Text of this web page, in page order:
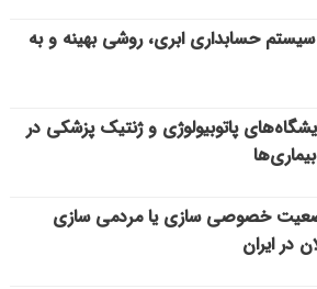
سیستم حسابداری ابری، روشی بهینه و به
پاتوبیولوژی و ژنتیک پزشکی در
خصوصی سازی یا مردمی سازی
در ایران